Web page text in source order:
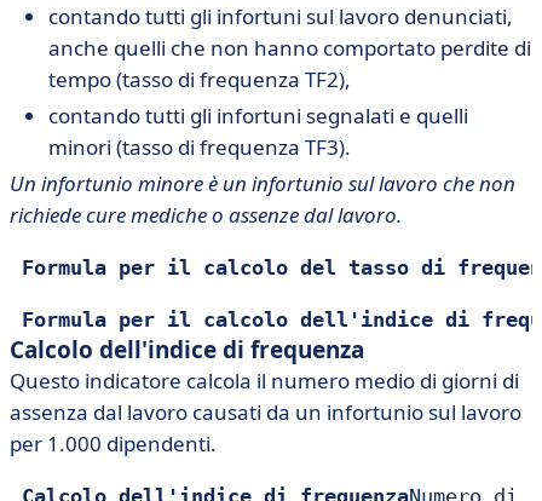
contando tutti gli infortuni sul lavoro denunciati,
anche quelli che non hanno comportato perdite di
tempo (tasso di frequenza TF2),
contando tutti gli infortuni segnalati e quelli
minori (tasso di frequenza TF3).
Un infortunio minore è un infortunio sul lavoro che non
richiede cure mediche o assenze dal lavoro.
Formula per il calcolo del tasso di
Formula per il calcolo dell'indice di
Calcolo dell'indice di frequenza
Questo indicatore calcola il numero medio di giorni di
assenza dal lavoro causati da un infortunio sul lavoro
per 1.000 dipendenti.
Calcolo dell'indice di frequenzaNumero di